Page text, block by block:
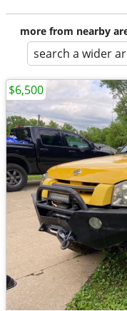
more from nearby
search a wider
$6,500